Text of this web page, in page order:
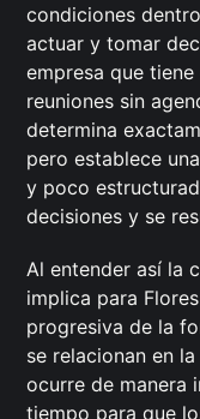
condiciones
actuar y tomar
empresa que
reuniones sin
determina
pero establece
y poco
decisiones y se
Al entender así la
implica para
progresiva de la
se relacionan en
ocurre de manera
tiempo para que